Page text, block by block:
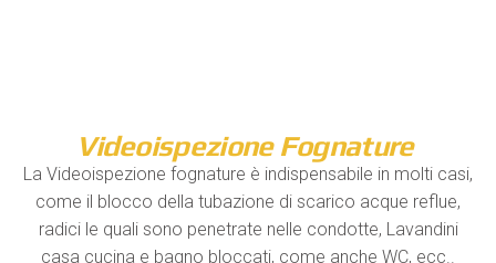
Videoispezione Fognature
La Videoispezione fognature è indispensabile in molti casi,
come il blocco della tubazione di scarico acque reflue,
radici le quali sono penetrate nelle condotte, Lavandini
casa cucina e bagno bloccati, come anche WC, ecc..